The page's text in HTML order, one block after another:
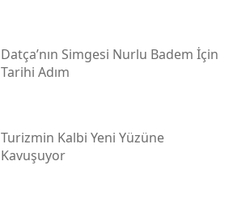
Datça’nın Simgesi Nurlu Badem İçin
Tarihi Adım
Turizmin Kalbi Yeni Yüzüne
Kavuşuyor